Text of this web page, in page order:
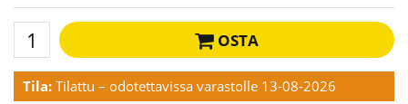
OSTA
Tila: Tilattu – odotettavissa varastolle 13-08-2026